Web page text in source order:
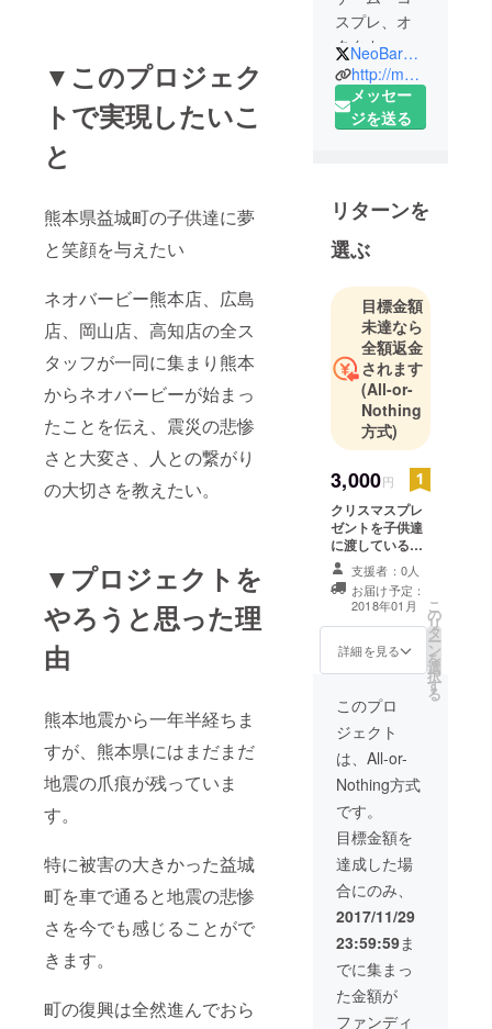
▼このプロジェク
トで実現したいこ
と
熊本県益城町の子供達に夢
と笑顔を与えたい
ネオバービー熊本店、広島
店、岡山店、高知店の全ス
タッフが一同に集まり熊本
からネオバービーが始まっ
たことを伝え、震災の悲惨
さと大変さ、人との繋がり
の大切さを教えたい。
▼プロジェクトを
やろうと思った理
由
熊本地震から一年半経ちま
すが、熊本県にはまだまだ
地震の爪痕が残っていま
す。
特に被害の大きかった益城
町を車で通ると地震の悲惨
さを今でも感じることがで
きます。
町の復興は全然進んでおら
スプレ、オ
タクカ
フェ・ネオ
バービーで
す。
熊本発新感
覚！オタク
カフェ
全国展開中
です。
お気軽にお
問合せ下さ
い。
NeoBarbie_cos
http://mcoweb.sakura.ne.jp/nb/
メッセー
ジを送る
リターンを
選ぶ
目標金額
未達なら
全額返金
されます
(All-or-
Nothing
方式)
3,000円
クリスマスプレ
ゼントを子供達
に渡しているラ
イン動画 感謝状
支援者：0人
お届け予定：
2018年01月
詳細を見る
こ
の
リ
タ
ー
ン
を
選
択
す
る
このプロ
ジェクト
は、All-or-
Nothing方式
です。
目標金額を
達成した場
合にのみ、
2017/11/29
23:59:59ま
でに集まっ
た金額が
ファンディ